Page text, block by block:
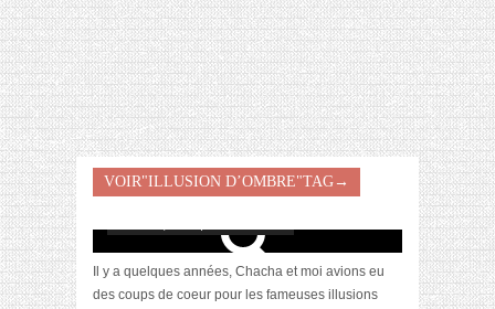
VOIR"ILLUSION D’OMBRE"TAG→
[Revue] Chanel, l’ombre première teinte
memory : coup de cœur !
Il y a quelques années, Chacha et moi avions eu
des coups de coeur pour les fameuses illusions